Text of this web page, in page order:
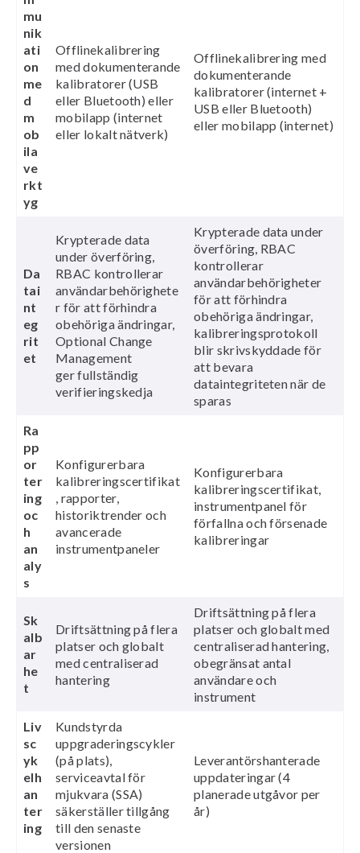
mu
nik
ati
on
me
d
m
ob
ila
ve
rkt
yg
Offlinekalibrering
med dokumenterande
kalibratorer (USB
eller Bluetooth) eller
mobilapp (internet
eller lokalt nätverk)
Offlinekalibrering med
dokumenterande
kalibratorer (internet +
USB eller Bluetooth)
eller mobilapp (internet)
Da
tai
nt
eg
rit
et
Krypterade data
under överföring,
RBAC kontrollerar
användarbehörighete
r för att förhindra
obehöriga ändringar,
Optional Change
Management
ger fullständig
verifieringskedja
Krypterade data under
överföring, RBAC
kontrollerar
användarbehörigheter
för att förhindra
obehöriga ändringar,
kalibreringsprotokoll
blir skrivskyddade för
att bevara
dataintegriteten när de
sparas
Ra
pp
or
ter
ing
oc
h
an
aly
s
Konfigurerbara
kalibreringscertifikat
, rapporter,
historiktrender och
avancerade
instrumentpaneler
Konfigurerbara
kalibreringscertifikat,
instrumentpanel för
förfallna och försenade
kalibreringar
Sk
alb
ar
he
t
Driftsättning på flera
platser och globalt
med centraliserad
hantering
Driftsättning på flera
platser och globalt med
centraliserad hantering,
obegränsat antal
användare och
instrument
Liv
sc
yk
elh
an
ter
ing
Kundstyrda
uppgraderingscykler
(på plats),
serviceavtal för
mjukvara (SSA)
säkerställer tillgång
till den senaste
versionen
Leverantörshanterade
uppdateringar (4
planerade utgåvor per
år)